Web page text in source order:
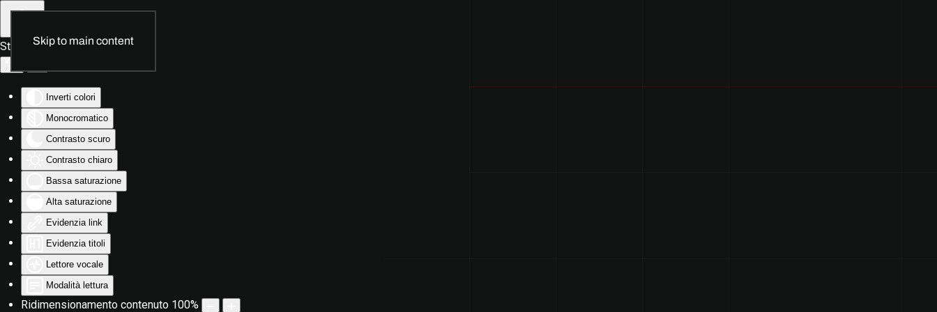
Strumenti di accessibilità
Inverti colori
Monocromatico
Contrasto scuro
Contrasto chiaro
Bassa saturazione
Alta saturazione
Evidenzia link
Evidenzia titoli
Lettore vocale
Modalità lettura
Ridimensionamento contenuto 100%
Skip to main content